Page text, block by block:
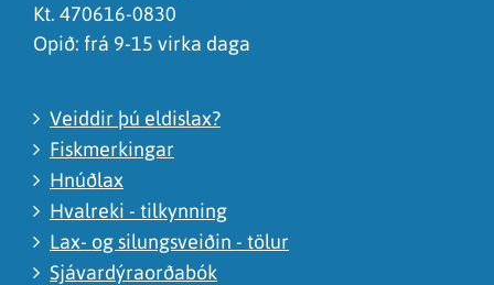
Kt. 470616-0830
Opið: frá 9-15 virka daga
Veiddir þú eldislax?
Fiskmerkingar
Hnúðlax
Hvalreki - tilkynning
Lax- og silungsveiðin - tölur
Sjávardýraorðabók